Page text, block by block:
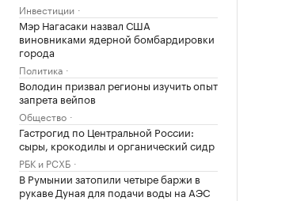
Инвестиции
Мэр Нагасаки назвал США
виновниками ядерной бомбардировки
города
Политика
Володин призвал регионы изучить опыт
запрета вейпов
Общество
Гастрогид по Центральной России:
сыры, крокодилы и органический сидр
РБК и РСХБ
В Румынии затопили четыре баржи в
рукаве Дуная для подачи воды на АЭС